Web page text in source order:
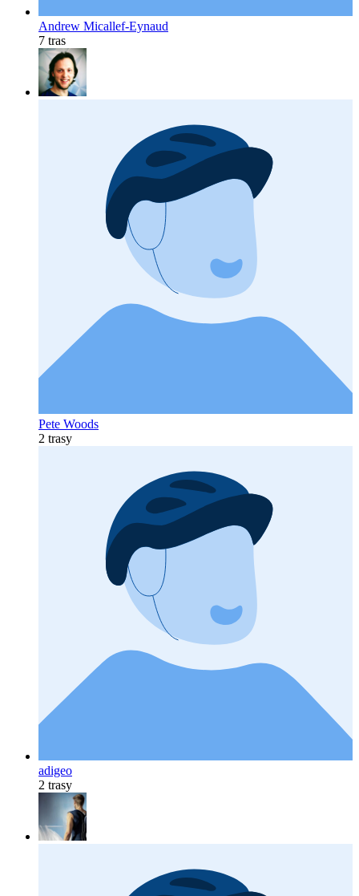
Andrew Micallef-Eynaud
7 tras
Pete Woods
2 trasy
adigeo
2 trasy